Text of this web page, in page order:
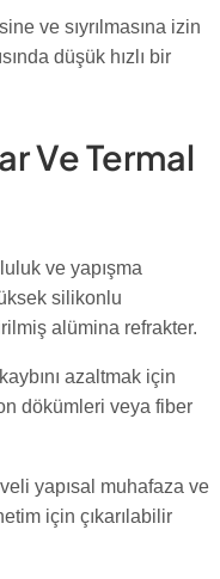
ve sıyrılmasına izin
düşük hızlı bir
Ve Termal
ve yapışma
silikonlu
alümina refrakter.
azaltmak için
dökümleri veya fiber
yapısal muhafaza ve
için çıkarılabilir